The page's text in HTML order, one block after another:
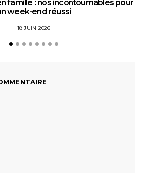
famille : nos incontournables pour
week-end réussi
18 JUIN 2026